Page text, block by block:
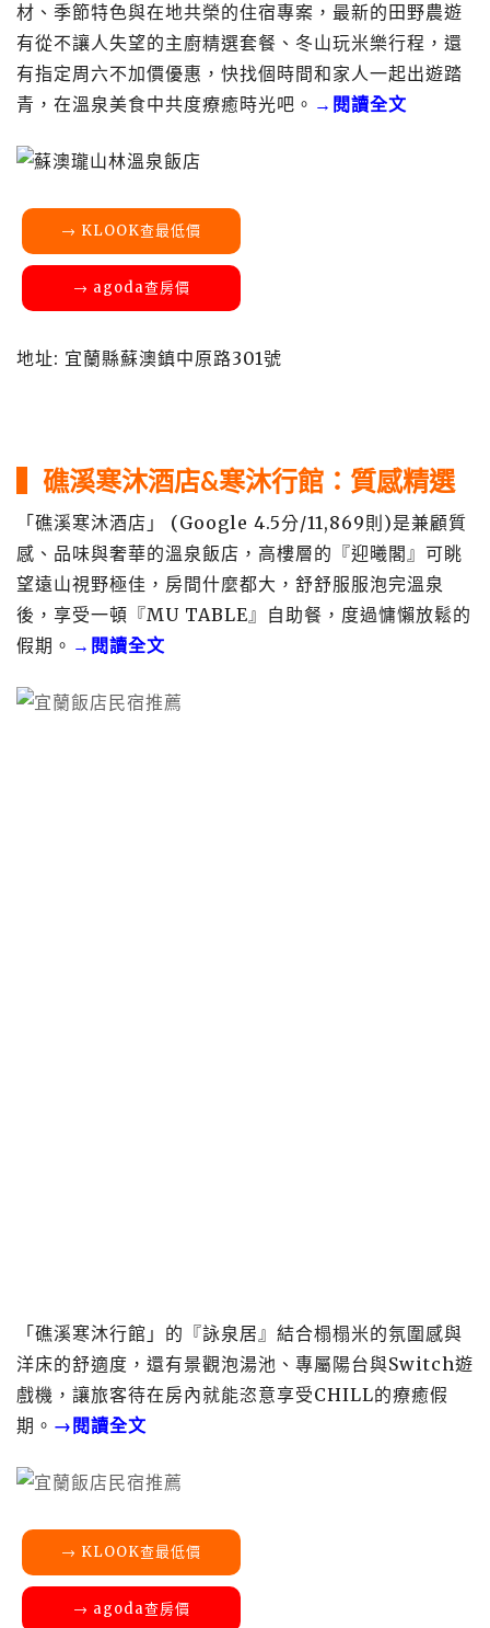
材、季節特色與在地共榮的住宿專案，最新的田野農遊
有從不讓人失望的主廚精選套餐、冬山玩米樂行程，還
有指定周六不加價優惠，快找個時間和家人一起出遊踏
青，在溫泉美食中共度療癒時光吧。 →閱讀全文
→ KLOOK查最低價
→ agoda查房價
地址: 宜蘭縣蘇澳鎮中原路301號
▍礁溪寒沐酒店&寒沐行館：質感精選
「礁溪寒沐酒店」 (Google 4.5分/11,869則)是兼顧質
感、品味與奢華的溫泉飯店，高樓層的『迎曦閣』可眺
望遠山視野極佳，房間什麼都大，舒舒服服泡完溫泉
後，享受一頓『MU TABLE』自助餐，度過慵懶放鬆的
假期。 →閱讀全文
「礁溪寒沐行館」的『詠泉居』結合榻榻米的氛圍感與
洋床的舒適度，還有景觀泡湯池、專屬陽台與Switch遊
戲機，讓旅客待在房內就能恣意享受CHILL的療癒假
期。 →閱讀全文
→ KLOOK查最低價
→ agoda查房價